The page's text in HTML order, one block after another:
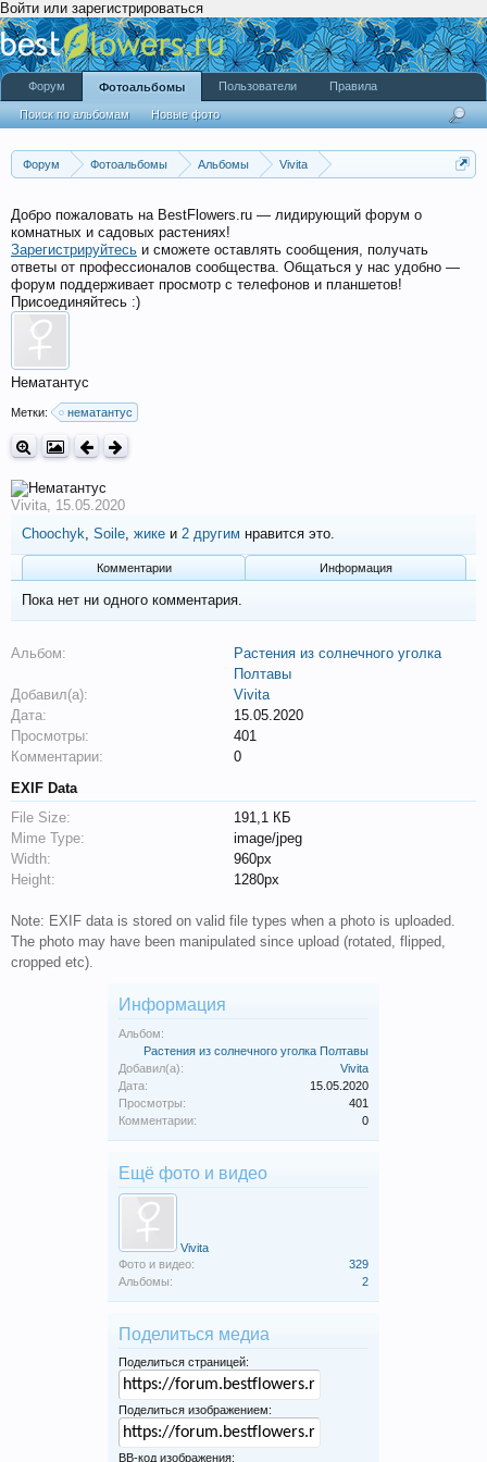
Войти или зарегистрироваться
Форум Фотоальбомы Альбомы
Vivita
Добро пожаловать на BestFlowers.ru — лидирующий форум о
комнатных и садовых растениях!
Зарегистрируйтесь и сможете оставлять сообщения, получать
ответы от профессионалов сообщества. Общаться у нас удобно —
форум поддерживает просмотр с телефонов и планшетов!
Присоединяйтесь :)
Нематантус
Метки: нематантус
Vivita, 15.05.2020
Choochyk, Soile, жике и 2 другим нравится это.
Комментарии Информация
Пока нет ни одного комментария.
Альбом:
Растения из солнечного уголка
Полтавы
Добавил(а):
Vivita
Дата:
15.05.2020
Просмотры:
401
Комментарии:
0
EXIF Data
File Size:
191,1 КБ
Mime Type:
image/jpeg
Width:
960px
Height:
1280px
Note: EXIF data is stored on valid file types when a photo is uploaded.
The photo may have been manipulated since upload (rotated, flipped,
cropped etc).
Информация
Альбом:
Растения из солнечного уголка Полтавы
Добавил(а):
Vivita
Дата:
15.05.2020
Просмотры:
401
Комментарии:
0
Ещё фото и видео
Vivita
Фото и видео:
329
Альбомы:
2
Поделиться медиа
Поделиться страницей:
Поделиться изображением:
BB-код изображения:
Форум Фотоальбомы
Поиск по альбомам Новые фото
Пользователи Правила